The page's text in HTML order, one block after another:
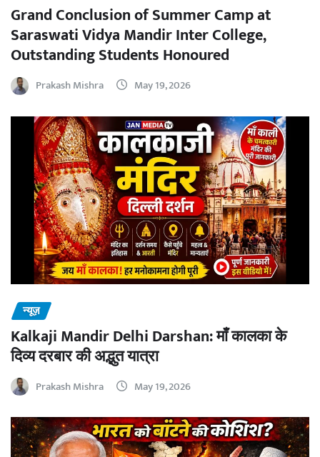
Grand Conclusion of Summer Camp at
Saraswati Vidya Mandir Inter College,
Outstanding Students Honoured
Prakash Mishra May 19, 2026
न्यूज़
Kalkaji Mandir Delhi Darshan: माँ कालका के
दिव्य दरबार की अद्भुत यात्रा
Prakash Mishra May 19, 2026